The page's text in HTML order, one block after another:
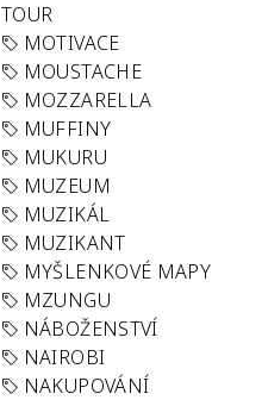
TOUR
MOTIVACE
MOUSTACHE
MOZZARELLA
MUFFINY
MUKURU
MUZEUM
MUZIKÁL
MUZIKANT
MYŠLENKOVÉ MAPY
MZUNGU
NÁBOŽENSTVÍ
NAIROBI
NAKUPOVÁNÍ